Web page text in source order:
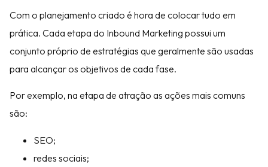
Com o planejamento criado é hora de colocar tudo em
prática. Cada etapa do Inbound Marketing possui um
conjunto próprio de estratégias que geralmente são usadas
para alcançar os objetivos de cada fase.
Por exemplo, na etapa de atração as ações mais comuns
são:
SEO;
redes sociais;